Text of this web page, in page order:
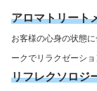
アロマトリート
お客様の心身の状態
ークでリラクゼーシ
リフレクソロジ